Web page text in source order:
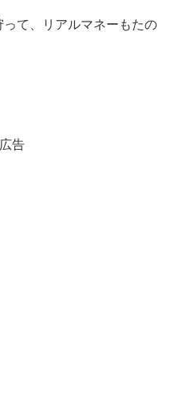
て、リアルマネーもたの
告